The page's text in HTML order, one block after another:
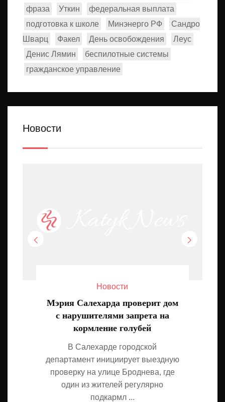
фраза
Уткин
федеральная выплата
подготовка к школе
Минэнерго РФ
Сандро
Шварц
Факел День освобождения
Леус
Денис Лямин
беспилотные системы
гражданское управление
Новости
Новости
Мэрия Салехарда проверит дом
с нарушителями запрета на
кормление голубей
В Салехарде городской
департамент инициирует выездную
проверку на улице Броднева, где
один из жителей регулярно
подкармл ...